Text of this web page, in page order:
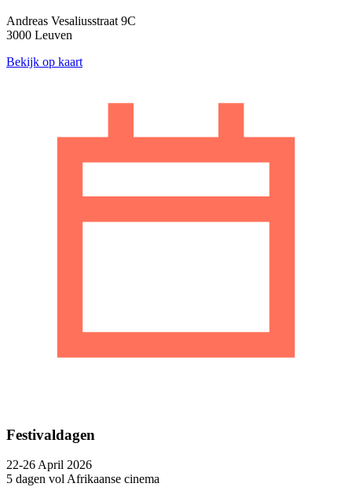
Andreas Vesaliusstraat 9C
3000 Leuven
Bekijk op kaart
Festivaldagen
22-26 April 2026
5 dagen vol Afrikaanse cinema